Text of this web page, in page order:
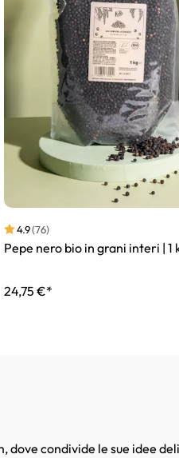
4.9(76)
Pepe nero bio in grani interi | 1
24,75 €*
condivide le sue idee